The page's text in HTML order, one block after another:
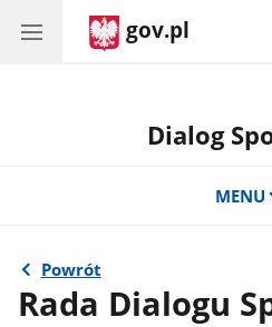
gov.pl
Dialog
MENU
Powrót
Rada Dialogu